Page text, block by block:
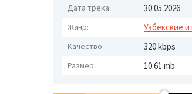
Дата трека: 30.05.2026
Жанр: Узбекские и
Качество: 320 kbps
Размер: 10.61 mb